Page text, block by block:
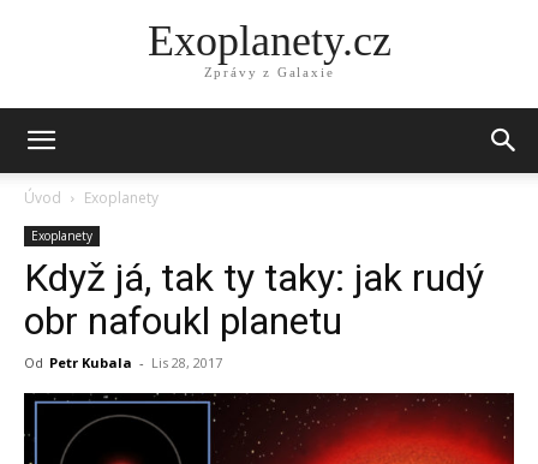
Exoplanety.cz
Zprávy z Galaxie
Úvod Exoplanety
Exoplanety
Když já, tak ty taky: jak rudý
obr nafoukl planetu
Od Petr Kubala - Lis 28, 2017